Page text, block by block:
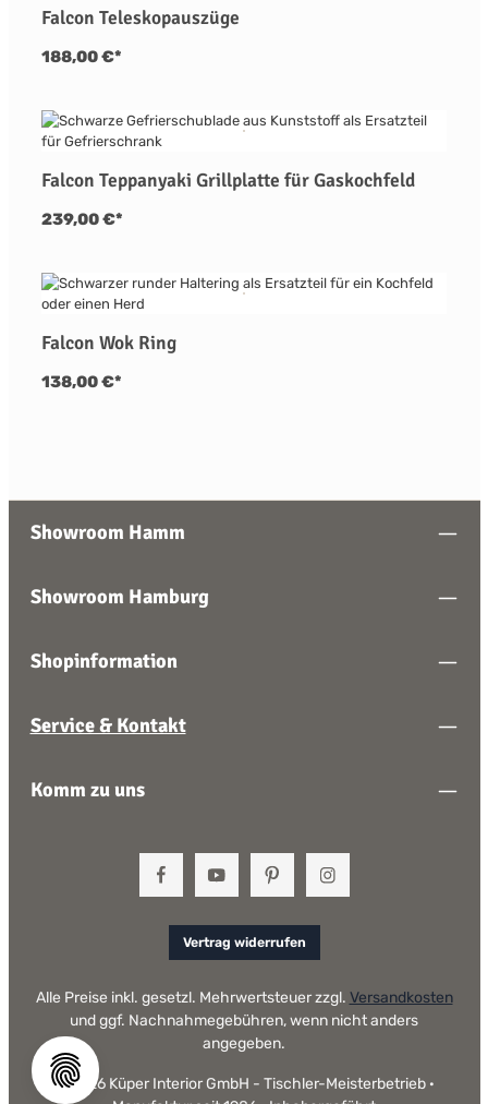
Falcon Teleskopauszüge
188,00 €*
Falcon Teppanyaki Grillplatte für Gaskochfeld
239,00 €*
Falcon Wok Ring
138,00 €*
Showroom Hamm
Showroom Hamburg
Shopinformation
Service & Kontakt
Komm zu uns
© 2026 Küper Interior GmbH - Tischler-Meisterbetrieb ·
Vertrag widerrufen
Alle Preise inkl. gesetzl. Mehrwertsteuer zzgl. Versandkosten
und ggf. Nachnahmegebühren, wenn nicht anders
angegeben.